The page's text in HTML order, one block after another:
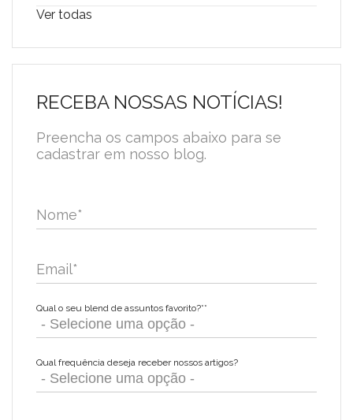
Ver todas
RECEBA NOSSAS NOTÍCIAS!
Preencha os campos abaixo para se
cadastrar em nosso blog.
Nome*
Email*
Qual o seu blend de assuntos favorito?**
Qual frequência deseja receber nossos artigos?